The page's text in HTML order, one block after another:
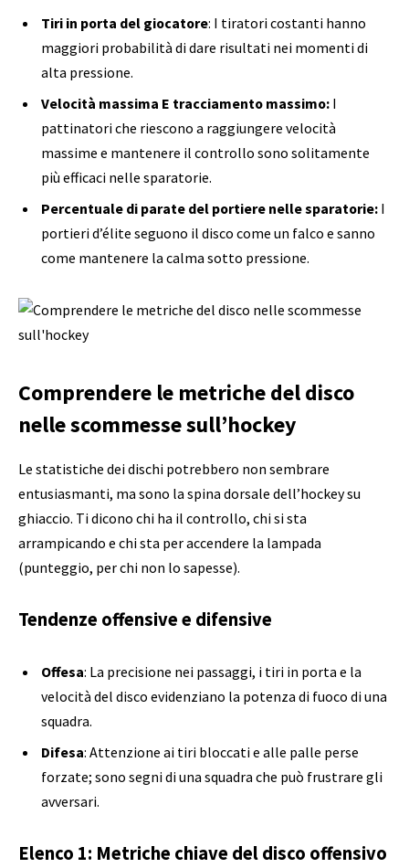
Tiri in porta del giocatore: I tiratori costanti hanno
maggiori probabilità di dare risultati nei momenti di
alta pressione.
Velocità massima E tracciamento massimo: I
pattinatori che riescono a raggiungere velocità
massime e mantenere il controllo sono solitamente
più efficaci nelle sparatorie.
Percentuale di parate del portiere nelle sparatorie: I
portieri d’élite seguono il disco come un falco e sanno
come mantenere la calma sotto pressione.
Comprendere le metriche del disco
nelle scommesse sull’hockey
Le statistiche dei dischi potrebbero non sembrare
entusiasmanti, ma sono la spina dorsale dell’hockey su
ghiaccio. Ti dicono chi ha il controllo, chi si sta
arrampicando e chi sta per accendere la lampada
(punteggio, per chi non lo sapesse).
Tendenze offensive e difensive
Offesa: La precisione nei passaggi, i tiri in porta e la
velocità del disco evidenziano la potenza di fuoco di una
squadra.
Difesa: Attenzione ai tiri bloccati e alle palle perse
forzate; sono segni di una squadra che può frustrare gli
avversari.
Elenco 1: Metriche chiave del disco offensivo